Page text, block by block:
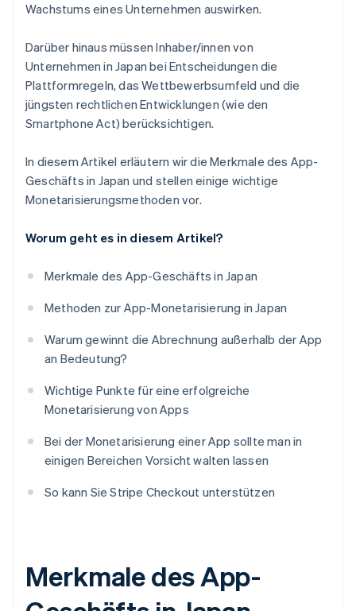
Wachstums eines Unternehmen auswirken.
Darüber hinaus müssen Inhaber/innen von
Unternehmen in Japan bei Entscheidungen die
Plattformregeln, das Wettbewerbsumfeld und die
jüngsten rechtlichen Entwicklungen (wie den
Smartphone Act) berücksichtigen.
In diesem Artikel erläutern wir die Merkmale des App-
Geschäfts in Japan und stellen einige wichtige
Monetarisierungsmethoden vor.
Worum geht es in diesem Artikel?
Merkmale des App-Geschäfts in Japan
Methoden zur App-Monetarisierung in Japan
Warum gewinnt die Abrechnung außerhalb der App
an Bedeutung?
Wichtige Punkte für eine erfolgreiche
Monetarisierung von Apps
Bei der Monetarisierung einer App sollte man in
einigen Bereichen Vorsicht walten lassen
So kann Sie Stripe Checkout unterstützen
Merkmale des App-